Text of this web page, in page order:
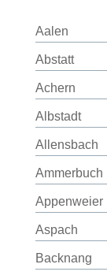
Aalen
Abstatt
Achern
Albstadt
Allensbach
Ammerbuch
Appenweier
Aspach
Backnang